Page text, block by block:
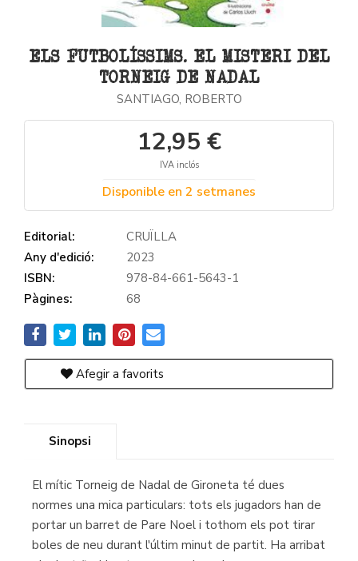
ELS FUTBOLÍSSIMS. EL MISTERI DEL
TORNEIG DE NADAL
SANTIAGO, ROBERTO
12,95 €
IVA inclós
Disponible en 2 setmanes
Editorial:
CRUÏLLA
Any d'edició:
2023
ISBN:
978-84-661-5643-1
Pàgines:
68
Afegir a favorits
Sinopsi
El mític Torneig de Nadal de Gironeta té dues
normes una mica particulars: tots els jugadors han de
portar un barret de Pare Noel i tothom els pot tirar
boles de neu durant l'últim minut de partit. Ha arribat